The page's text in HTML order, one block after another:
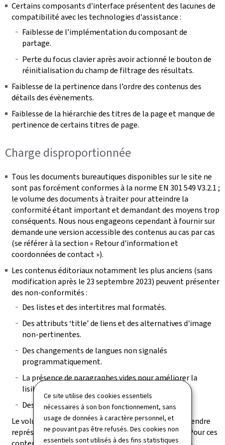
Ce site utilise des cookies essentiels
nécessaires à son bon fonctionnement, sans
usage de données à caractère personnel, et
ne pouvant pas être refusés. Des cookies non
essentiels sont utilisés à des fins statistiques
Certains composants d'interface présentent des lacunes de
compatibilité avec les technologies d'assistance :
Faiblesse de l’implémentation du composant de
partage.
Perte du focus clavier après avoir actionné le bouton de
réinitialisation du champ de filtrage des résultats.
Faiblesse de la pertinence dans l’ordre des contenus des
détails des évènements.
Faiblesse de la hiérarchie des titres de la page et manque de
pertinence de certains titres de page.
Charge disproportionnée
Tous les documents bureautiques disponibles sur le site ne
sont pas forcément conformes à la norme EN 301 549 V3.2.1 ;
le volume des documents à traiter pour atteindre la
conformité étant important et demandant des moyens trop
conséquents. Nous nous engageons cependant à fournir sur
demande une version accessible des contenus au cas par cas
(se référer à la section « Retour d'information et
coordonnées de contact »).
Les contenus éditoriaux notamment les plus anciens (sans
modification après le 23 septembre 2023) peuvent présenter
des non-conformités :
Des listes et des intertitres mal formatés.
Des attributs ‘title’ de liens et des alternatives d'image
non-pertinentes.
Des changements de langues non signalés
programmatiquement.
La présence de paragraphes vides pour améliorer la
lisibilité.
Des tableaux incorrectement structurés.
Le volume des pages à vérifier et des contenus à reprendre
représente une charge de travail trop conséquente. Pour ces